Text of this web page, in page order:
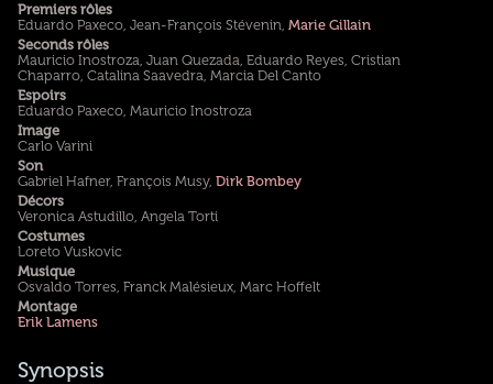
Premiers rôles
Eduardo Paxeco, Jean-François Stévenin, Marie Gillain
Seconds rôles
Mauricio Inostroza, Juan Quezada, Eduardo Reyes, Cristian
Chaparro, Catalina Saavedra, Marcia Del Canto
Espoirs
Eduardo Paxeco, Mauricio Inostroza
Image
Carlo Varini
Son
Gabriel Hafner, François Musy, Dirk Bombey
Décors
Veronica Astudillo, Angela Torti
Costumes
Loreto Vuskovic
Musique
Osvaldo Torres, Franck Malésieux, Marc Hoffelt
Montage
Erik Lamens
Synopsis